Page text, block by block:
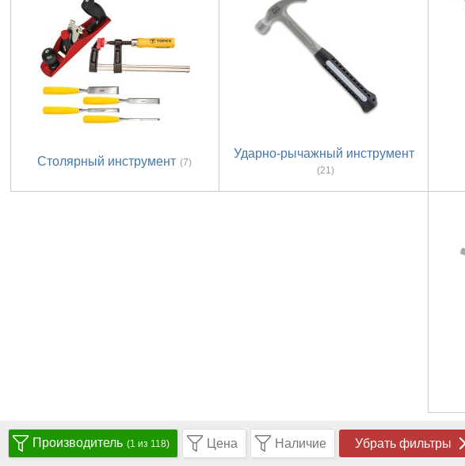
Столярный инструмент (7)
Ударно-рычажный инструмент
(21)
Производитель (1 из 118) Цена Наличие Убрать фильтры